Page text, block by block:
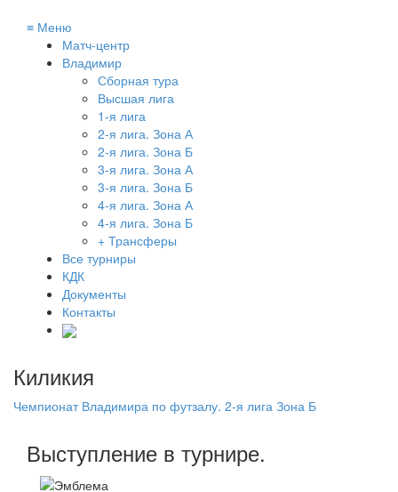
≡ Меню
Матч-центр
Владимир
Сборная тура
Высшая лига
1-я лига
2-я лига. Зона А
2-я лига. Зона Б
3-я лига. Зона А
3-я лига. Зона Б
4-я лига. Зона А
4-я лига. Зона Б
+ Трансферы
Все турниры
КДК
Документы
Контакты
Киликия
Чемпионат Владимира по футзалу. 2-я лига Зона Б
Выступление в турнире.